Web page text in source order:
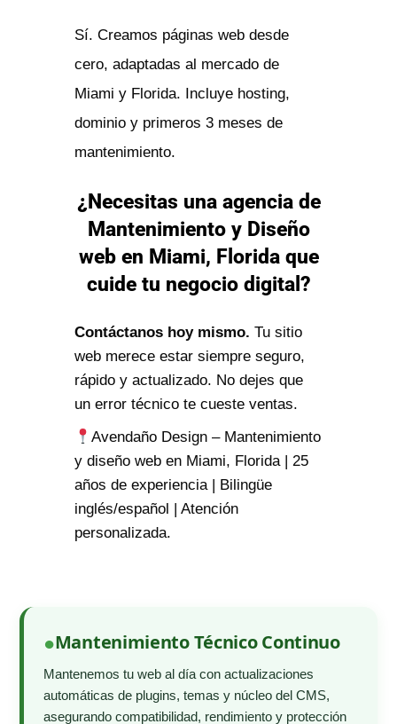
Sí. Creamos páginas web desde
cero, adaptadas al mercado de
Miami y Florida. Incluye hosting,
dominio y primeros 3 meses de
mantenimiento.
¿Necesitas una agencia de
Mantenimiento y Diseño
web en Miami, Florida que
cuide tu negocio digital?
Contáctanos hoy mismo. Tu sitio
web merece estar siempre seguro,
rápido y actualizado. No dejes que
un error técnico te cueste ventas.
Avendaño Design – Mantenimiento
y diseño web en Miami, Florida | 25
años de experiencia | Bilingüe
inglés/español | Atención
personalizada.
Mantenimiento Técnico Continuo
Mantenemos tu web al día con actualizaciones
automáticas de plugins, temas y núcleo del CMS,
asegurando compatibilidad, rendimiento y protección